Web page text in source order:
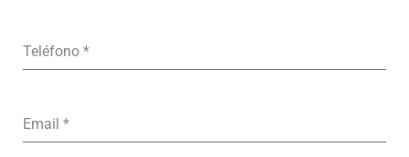
Teléfono *
Email *